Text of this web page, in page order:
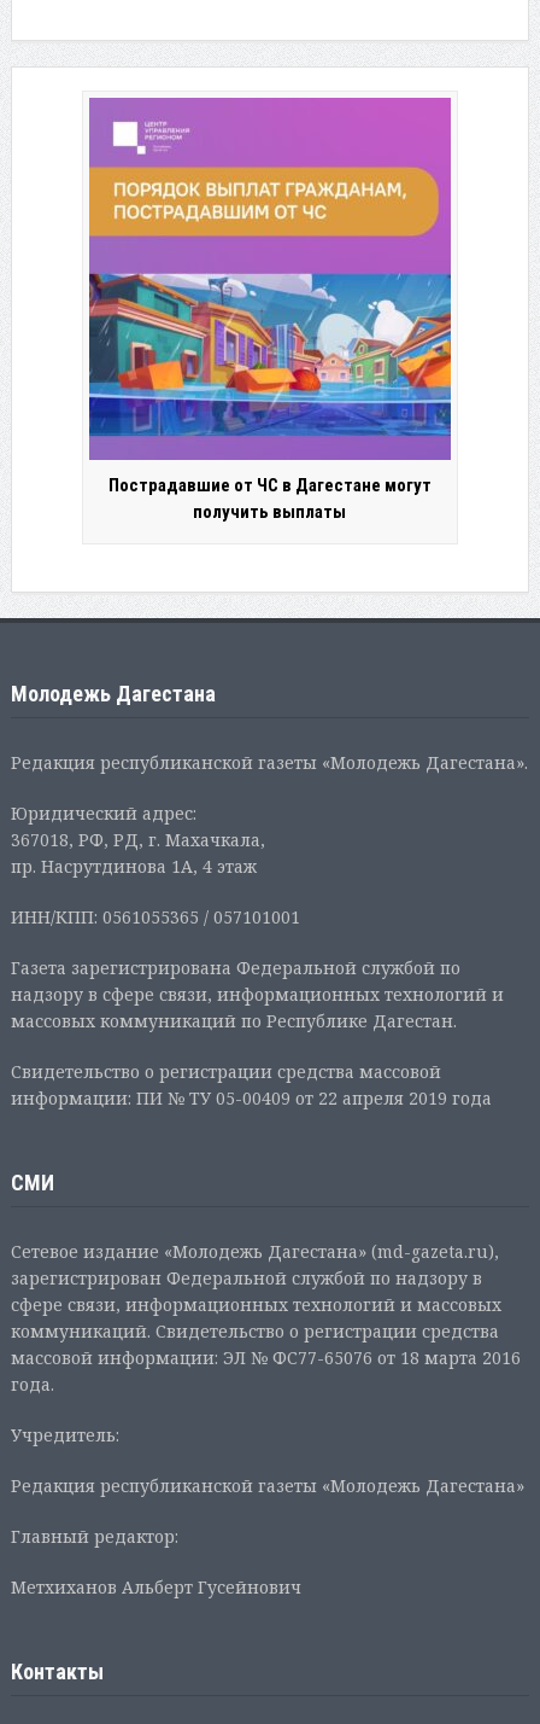
Пострадавшие от ЧС в Дагестане могут
получить выплаты
Молодежь Дагестана
Редакция республиканской газеты «Молодежь Дагестана».
Юридический адрес:
367018, РФ, РД, г. Махачкала,
пр. Насрутдинова 1А, 4 этаж
ИНН/КПП: 0561055365 / 057101001
Газета зарегистрирована Федеральной службой по
надзору в сфере связи, информационных технологий и
массовых коммуникаций по Республике Дагестан.
Свидетельство о регистрации средства массовой
информации: ПИ № ТУ 05-00409 от 22 апреля 2019 года
СМИ
Сетевое издание «Молодежь Дагестана» (md-gazeta.ru),
зарегистрирован Федеральной службой по надзору в
сфере связи, информационных технологий и массовых
коммуникаций. Свидетельство о регистрации средства
массовой информации: ЭЛ № ФС77-65076 от 18 марта 2016
года.
Учредитель:
Редакция республиканской газеты «Молодежь Дагестана»
Главный редактор:
Метхиханов Альберт Гусейнович
Контакты